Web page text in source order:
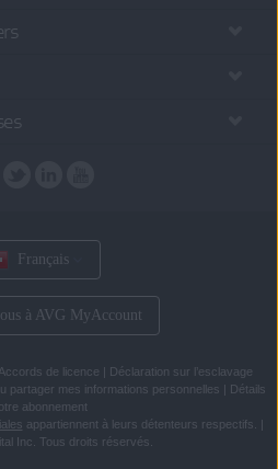
Français
à AVG MyAccount
Accords de licence | Déclaration sur l’esclavage
partager mes informations personnelles | Détails
abonnement
appartiennent à leurs détenteurs respectifs.
|
Inc. Tous droits réservés.